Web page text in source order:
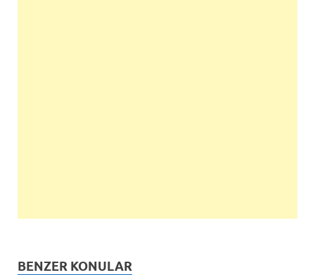
BENZER KONULAR